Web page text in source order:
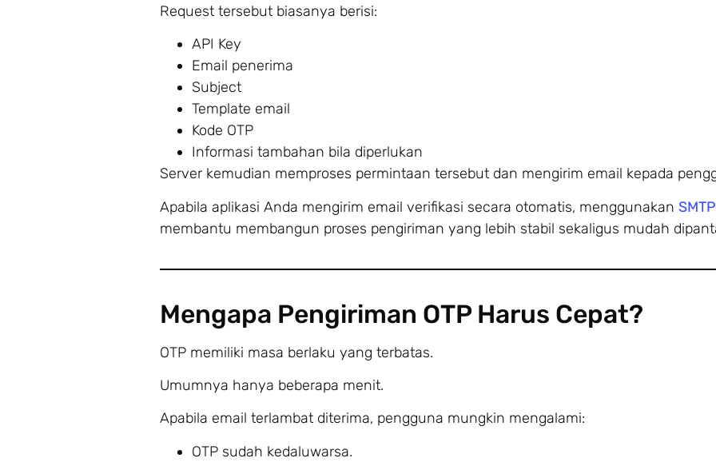
Request tersebut biasanya berisi:
API Key
Email penerima
Subject
Template email
Kode OTP
Informasi tambahan bila diperlukan
Server kemudian memproses permintaan tersebut dan mengirim email kepada
Apabila aplikasi Anda mengirim email verifikasi secara otomatis, menggunakan
membantu membangun proses pengiriman yang lebih stabil sekaligus mudah
Mengapa Pengiriman OTP Harus Cepat?
OTP memiliki masa berlaku yang terbatas.
Umumnya hanya beberapa menit.
Apabila email terlambat diterima, pengguna mungkin mengalami:
OTP sudah kedaluwarsa.